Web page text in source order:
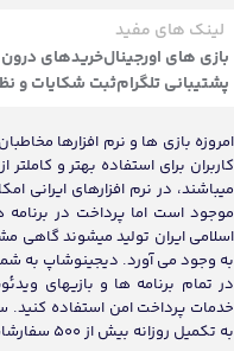
لینک های مفید
بازی های اورجینالخریدهای درون
پشتیبانی تلگرامثبت شکایات و
امروزه بازی ها و نرم افزارها
کاربران برای استفاده بهتر و کاملتر
میباشند، در نرم افزارهای ایرانی
موجود است اما پرداخت در
اسلامی ایران تولید میشوند گاهی
به وجود می آورد. دیجینوشاپ به
در تمام برنامه ها و بازیهای
خدمات پرداخت امن استفاده کنید.
به تکمیل روزانه بیش از 500 سفارشات کاربران ایرانی میباشد.